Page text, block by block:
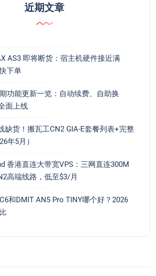
近期文章
AS3 即将断货：宿主机硬件接近满
下单
功能更新一览：自动续费、自助换
面上线
缺货！搬瓦工CN2 GIA-E套餐列表+完整
年5月）
香港直连大带宽VPS：三网直连300M
高端线路，低至$3/月
和DMIT AN5 Pro TINY哪个好？2026